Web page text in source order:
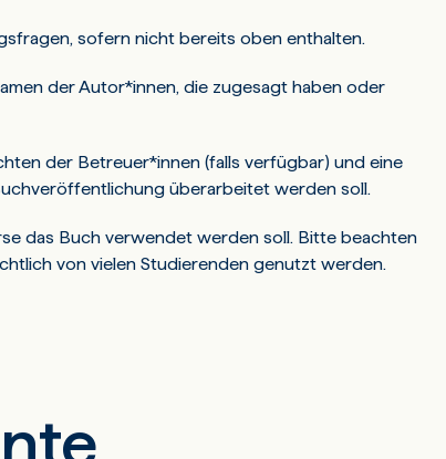
sofern nicht bereits oben enthalten.
der Autor*innen, die zugesagt haben oder
der Betreuer*innen (falls verfügbar) und eine
überarbeitet werden soll.
das Buch verwendet werden soll. Bitte beachten
von vielen Studierenden genutzt werden.